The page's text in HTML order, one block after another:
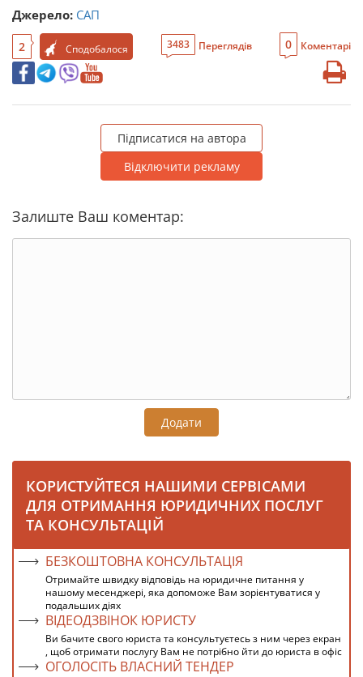
Джерело: САП
2 Сподобалося 3483 Переглядів 0 Коментарі
Підписатися на автора
Відключити рекламу
Залиште Ваш коментар:
Додати
КОРИСТУЙТЕСЯ НАШИМИ СЕРВІСАМИ
ДЛЯ ОТРИМАННЯ ЮРИДИЧНИХ ПОСЛУГ
ТА КОНСУЛЬТАЦІЙ
БЕЗКОШТОВНА КОНСУЛЬТАЦІЯ
Отримайте швидку відповідь на юридичне питання у
нашому месенджері, яка допоможе Вам зорієнтуватися у
подальших діях
ВІДЕОДЗВІНОК ЮРИСТУ
Ви бачите свого юриста та консультуєтесь з ним через екран
, щоб отримати послугу Вам не потрібно йти до юриста в офіс
ОГОЛОСІТЬ ВЛАСНИЙ ТЕНДЕР